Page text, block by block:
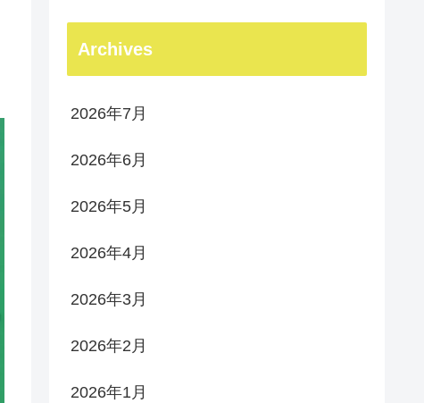
Archives
2026年7月
2026年6月
2026年5月
2026年4月
2026年3月
2026年2月
2026年1月